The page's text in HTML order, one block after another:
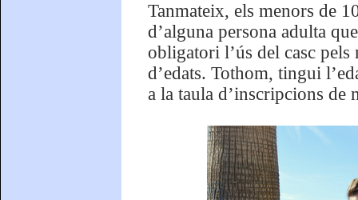
Tanmateix, els menors de
d’alguna persona adulta
obligatori l’ús del casc
d’edats. Tothom, tingui
a la taula d’inscripcions de